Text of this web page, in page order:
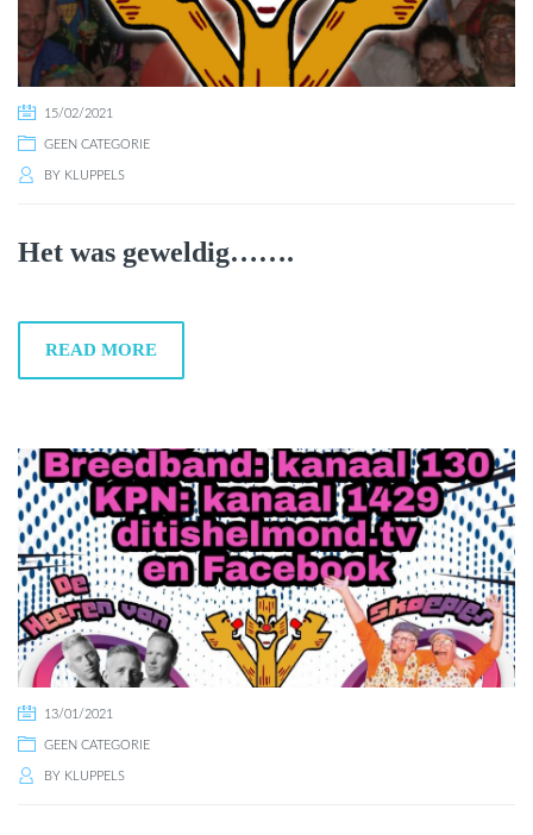
15/02/2021
GEEN CATEGORIE
BY KLUPPELS
Het was geweldig…….
READ MORE
13/01/2021
GEEN CATEGORIE
BY KLUPPELS